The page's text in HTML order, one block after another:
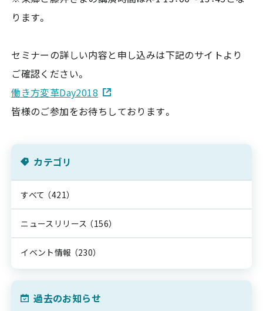
ります。
セミナーの詳しい内容と申し込みは下記のサイトより
ご確認ください。
働き方変革Day2018
皆様のご参加をお待ちしております。
カテゴリ
すべて （421）
ニュースリリース （156）
イベント情報 （230）
過去のお知らせ